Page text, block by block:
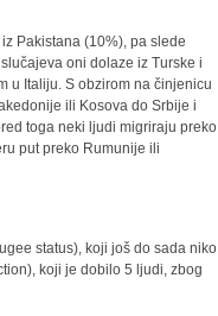
Pakistana (10%), pa slede
oni dolaze iz Turske i
u Italiju. S obzirom na činjenicu
ili Kosova do Srbije i
toga neki ljudi migriraju preko
put preko Rumunije ili
status), koji još do sada niko
koji je dobilo 5 ljudi, zbog